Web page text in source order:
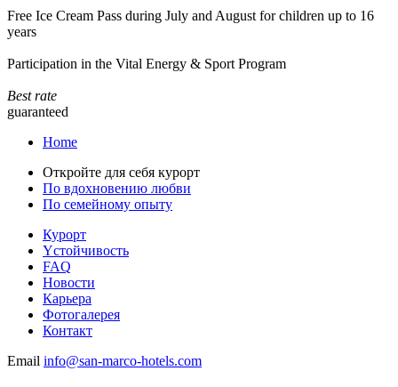
Free Ice Cream Pass during July and August for children up to 16
years
Participation in the Vital Energy & Sport Program
Best rate
guaranteed
Home
Откройте для себя курорт
По вдохновению любви
По семейному опыту
Курорт
Yстойчивость
FAQ
Новости
Карьера
Фотогалерея
Контакт
Email info@san-marco-hotels.com